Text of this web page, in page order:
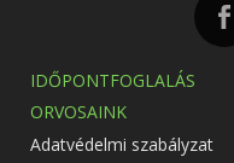
IDŐPONTFOGLALÁS
ORVOSAINK
Adatvédelmi szabályzat